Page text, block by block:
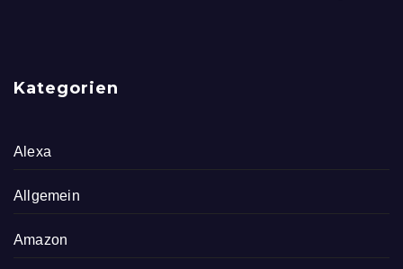
Kategorien
Alexa
Allgemein
Amazon